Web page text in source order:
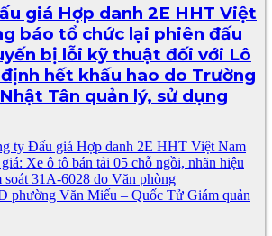
giá Hợp danh 2E HHT Việt
báo tổ chức lại phiên đấu
bị lỗi kỹ thuật đối với Lô
hết khấu hao do Trường
Tân quản lý, sử dụng